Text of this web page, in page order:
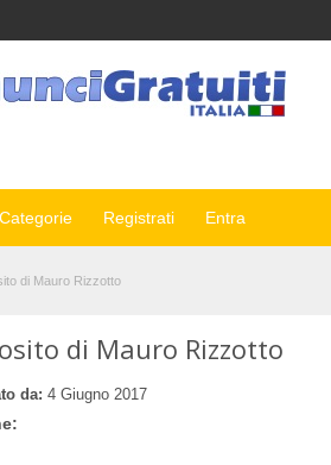
Categorie Registrati Entra
di Mauro Rizzotto
di Mauro Rizzotto
da: 4 Giugno 2017